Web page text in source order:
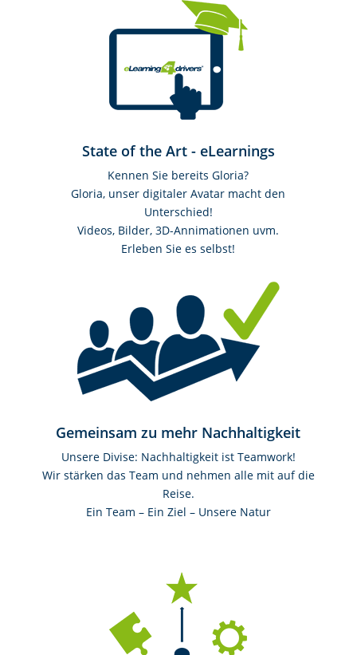
State of the Art - eLearnings
Kennen Sie bereits Gloria?
Gloria, unser digitaler Avatar macht den
Unterschied!
Videos, Bilder, 3D-Annimationen uvm.
Erleben Sie es selbst!
Gemeinsam zu mehr Nachhaltigkeit
Unsere Divise: Nachhaltigkeit ist Teamwork!
Wir stärken das Team und nehmen alle mit auf die
Reise.
Ein Team – Ein Ziel – Unsere Natur